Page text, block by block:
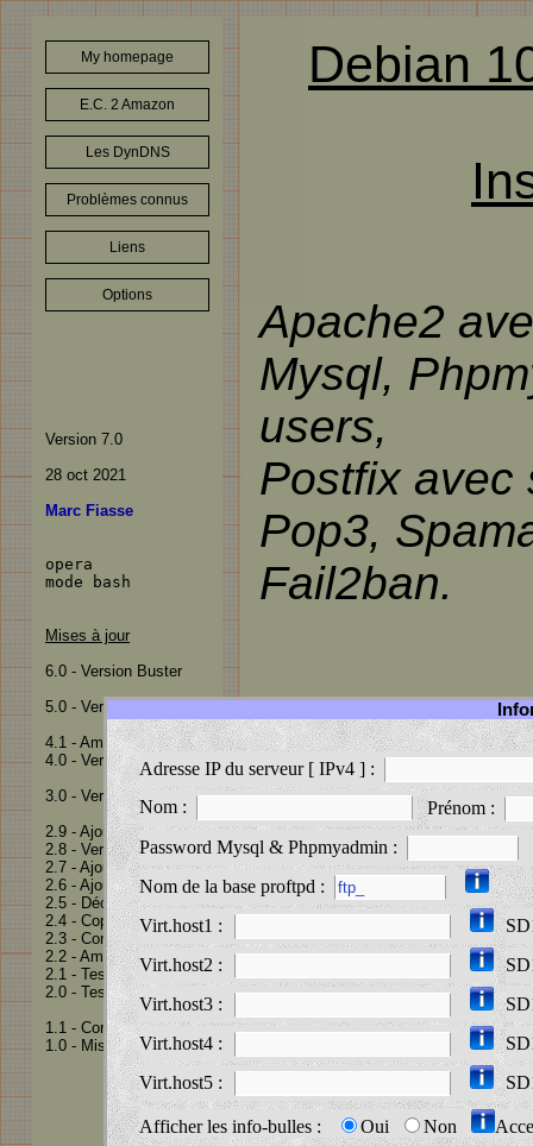
My homepage
E.C. 2 Amazon
Les DynDNS
Problèmes connus
Liens
Options
Version 7.0
28 oct 2021
Marc Fiasse
opera
mode bash
Mises à jour
6.0 - Version Buster
5.0 - Version Stretch
4.1 - Améliorations
4.0 - Version Jessie
3.0 - Version Wheezy
2.9 - Ajout Fail2ban
2.8 - Version Squeeze
2.7 - Ajout mode Bash
2.6 - Ajout Suexec
2.5 - Décoration
2.4 - Copie Flash
2.3 - Compatibilités
2.2 - Améliorations
2.1 - Test ok
2.0 - Test complet
1.1 - Correction bug
1.0 - Mise en ligne
Debian
Apache2
Mysql,
users,
Postfix avec
Pop3,
Fail2ban.
Temps d'installation :
N.B. : Pour plus de
juste à gauche du menu
Prerequisites
Adresse IP du serveur [ IPv4 ] :
Nom :
Prénom :
Password Mysql & Phpmyadmin :
Nom de la base proftpd :
Virt.host1 :
Virt.host2 :
Virt.host3 :
Virt.host4 :
Virt.host5 :
Afficher les info-bulles : Oui Non